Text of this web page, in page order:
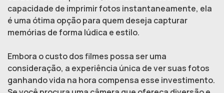
capacidade de imprimir fotos instantaneamente, ela
é uma ótima opção para quem deseja capturar
memórias de forma lúdica e estilo.
Embora o custo dos filmes possa ser uma
consideração, a experiência única de ver suas fotos
ganhando vida na hora compensa esse investimento.